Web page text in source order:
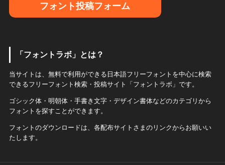
フォント投稿フォーム
「フォントラボ」とは？
当サイトは、無料で利用ができる日本語フリーフォントを中心に検索
できるフリーフォント検索・投稿サイト「フォントラボ」です。
ゴシック体・明朝体・手書き文字・デザイン書体などのカテゴリから
フォントを探すことができます。
フォントのダウンロードは、各配布サイトさまのリンクからお願いい
たします。